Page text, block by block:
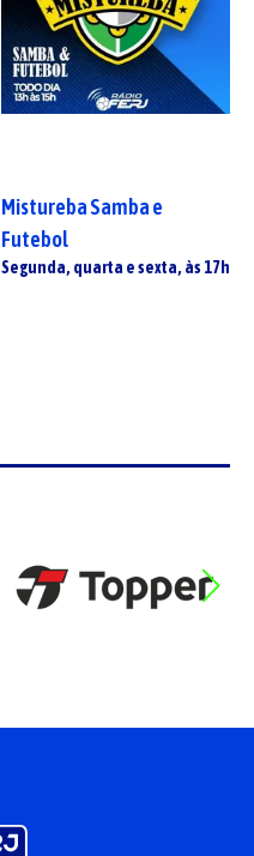
Mistureba Samba e
Futebol
Segunda, quarta e sexta, às 17h